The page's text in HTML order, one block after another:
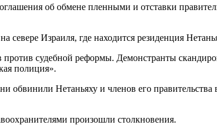
об обмене пленными и отставки
Израиля, где находится резиденция
судебной реформы. Демонстранты
полиция».
обвинили Нетаньяху и членов его правительства
произошли столкновения.